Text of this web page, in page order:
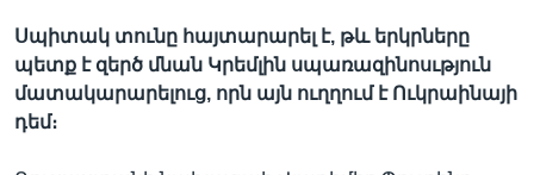
Սպիտակ տունը հայտարարել է, թև երկրները
պետք է զերծ մնան Կրեմլին սպառազինոսւթյուն
մատակարարելուց, որն այն ուղղում է Ուկրաինայի
դեմ։